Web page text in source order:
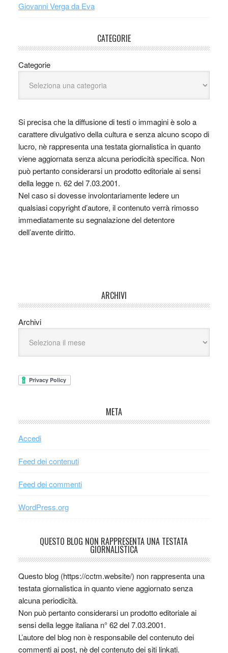
Giovanni Verga da Eva
CATEGORIE
Categorie
Si precisa che la diffusione di testi o immagini è solo a
carattere divulgativo della cultura e senza alcuno scopo di
lucro, nè rappresenta una testata giornalistica in quanto
viene aggiornata senza alcuna periodicità specifica. Non
può pertanto considerarsi un prodotto editoriale ai sensi
della legge n. 62 del 7.03.2001.
Nel caso si dovesse involontariamente ledere un
qualsiasi copyright d’autore, il contenuto verrà rimosso
immediatamente su segnalazione del detentore
dell’avente diritto.
ARCHIVI
Archivi
META
Accedi
Feed dei contenuti
Feed dei commenti
WordPress.org
QUESTO BLOG NON RAPPRESENTA UNA TESTATA
GIORNALISTICA
Questo blog (https://cctm.website/) non rappresenta una
testata giornalistica in quanto viene aggiornato senza
alcuna periodicità.
Non può pertanto considerarsi un prodotto editoriale ai
sensi della legge italiana n° 62 del 7.03.2001.
L’autore del blog non è responsabile del contenuto dei
commenti ai post, nè del contenuto dei siti linkati.